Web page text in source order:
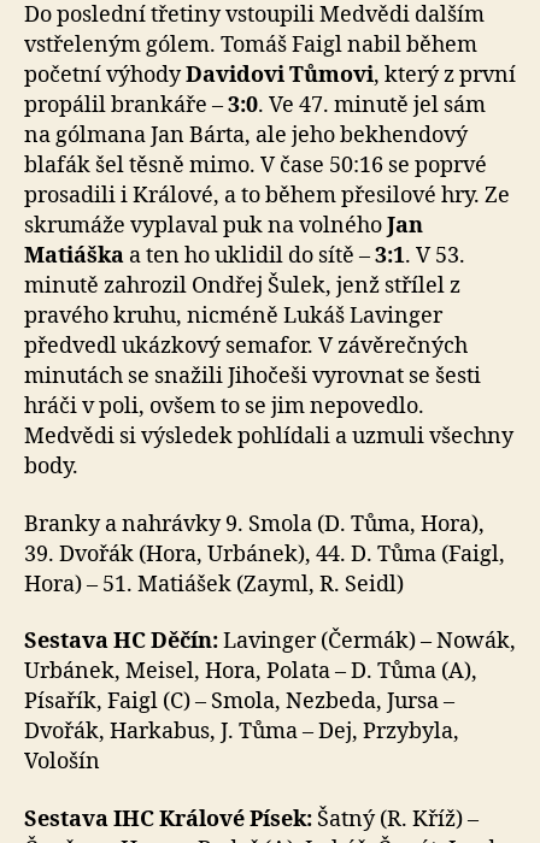
Do poslední třetiny vstoupili Medvědi dalším
vstřeleným gólem. Tomáš Faigl nabil během
početní výhodyDavidovi Tůmovi, který z první
propálil brankáře –3:0. Ve 47. minutě jel sám
na gólmana Jan Bárta, ale jeho bekhendový
blafák šel těsně mimo. V čase 50:16 se poprvé
prosadili i Králové, a to během přesilové hry. Ze
skrumáže vyplaval puk na volnéhoJan
Matiáška a ten ho uklidil do sítě –3:1. V 53.
minutě zahrozil Ondřej Šulek, jenž střílel z
pravého kruhu, nicméně Lukáš Lavinger
předvedl ukázkový semafor. V závěrečných
minutách se snažili Jihočeši vyrovnat se šesti
hráči v poli, ovšem to se jim nepovedlo.
Medvědi si výsledek pohlídali a uzmuli všechny
body.
Branky a nahrávky 9. Smola (D. Tůma, Hora),
39. Dvořák (Hora, Urbánek), 44. D. Tůma (Faigl,
Hora) – 51. Matiášek (Zayml, R. Seidl)
Sestava HC Děčín:Lavinger (Čermák) – Nowák,
Urbánek, Meisel, Hora, Polata – D. Tůma (A),
Písařík, Faigl (C) – Smola, Nezbeda, Jursa –
Dvořák, Harkabus, J. Tůma – Dej, Przybyla,
Vološín
Sestava IHC Králové Písek: Šatný (R. Kříž) –